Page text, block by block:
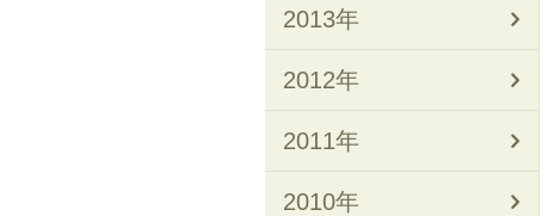
2013年
2012年
2011年
2010年